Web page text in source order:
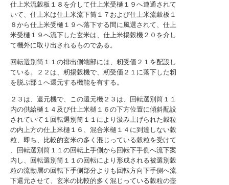
仕上米流穀板１８を介して仕上米受樋１９へ連通されて
いて、仕上米は仕上米流下筒１７および仕上米流穀板１
８から仕上米受樋１９へ落下する間に風選されて、仕上
米受樋１９へ流下した玄米は、仕上米揚穀機２０を介し
て機外に取り出されるものである。
回転選別筒１１の排出側端部には、籾受価２１を配設し
ている。２２は、籾揚穀機で、籾受価２１に落下した籾
を脱ぷ部１へ還元する機能を有する。
２３は、還元機で、この還元機２３は、回転選別筒１１
内の供給樋１４及び仕上米樋１６の下方位置に傾斜配設
されていて１回転選別筒１１により汲み上げられた穀粒
の内上方の仕上米樋１６、混合米樋１４に到達しない穀
粒、即ち、比較的玄米の多く混じっている穀粒を受けて
、回転選別筒１１の回転上手側から回転下手側へ流下案
内し、回転選別筒１１の回転により形成される被選別穀
粒の流動層の回転下手側部分よりも回転方向下手側へ流
下還元させて、玄米の比較的多く混じっている穀粒の壺